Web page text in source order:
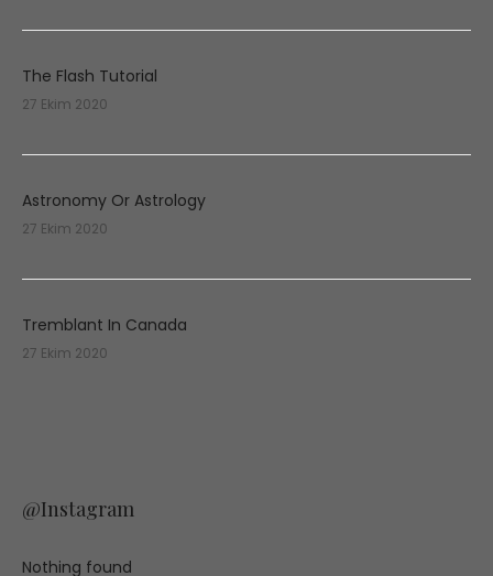
The Flash Tutorial
27 Ekim 2020
Astronomy Or Astrology
27 Ekim 2020
Tremblant In Canada
27 Ekim 2020
@Instagram
Nothing found